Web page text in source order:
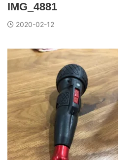
IMG_4881
2020-02-12